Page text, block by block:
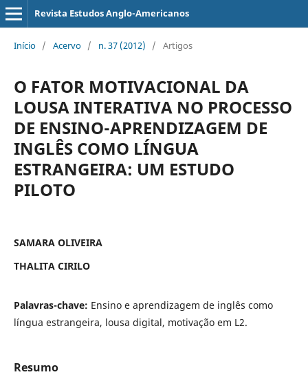
Revista Estudos Anglo-Americanos
Início / Acervo / n. 37 (2012) / Artigos
O FATOR MOTIVACIONAL DA
LOUSA INTERATIVA NO PROCESSO
DE ENSINO-APRENDIZAGEM DE
INGLÊS COMO LÍNGUA
ESTRANGEIRA: UM ESTUDO
PILOTO
SAMARA OLIVEIRA
THALITA CIRILO
Palavras-chave: Ensino e aprendizagem de inglês como
língua estrangeira, lousa digital, motivação em L2.
Resumo